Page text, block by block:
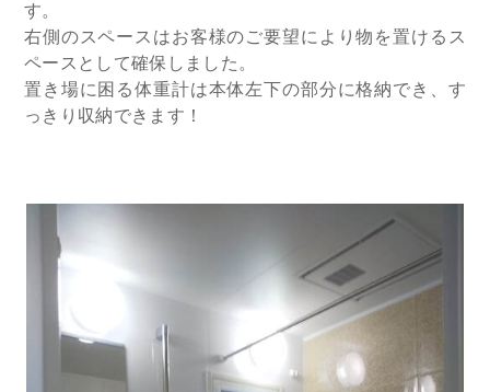
す。
右側のスペースはお客様のご要望により物を置けるス
ペースとして確保しました。
置き場に困る体重計は本体左下の部分に格納でき、す
っきり収納できます！